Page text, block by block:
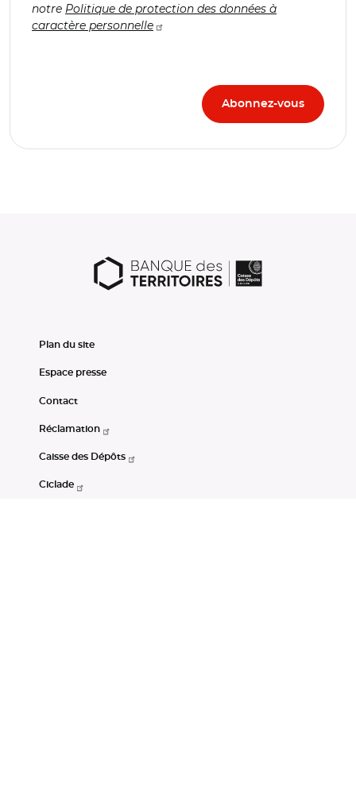
notre Politique de protection des données à
caractère personnelle
Plan du site
Espace presse
Contact
Réclamation
Caisse des Dépôts
Ciclade